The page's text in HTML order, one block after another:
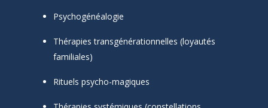
Psychogénéalogie
Thérapies transgénérationnelles (loyautés
familiales)
Rituels psycho-magiques